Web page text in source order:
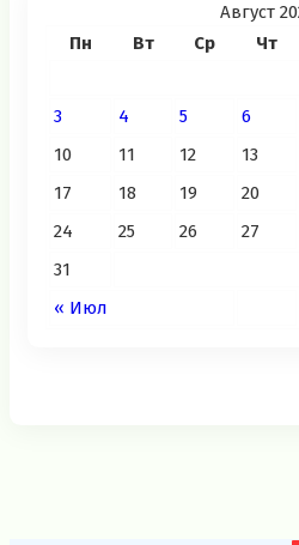
Август
Пн
Вт Ср Чт
« Июл
3
4 5 6
10
11 12 13
17
18 19 20
24
25 26 27
31